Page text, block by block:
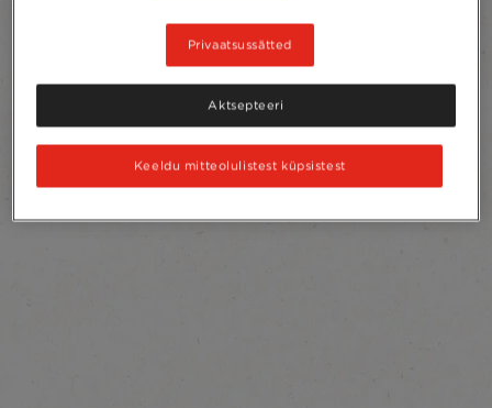
Privaatsussätted
Keeldu mitteolulistest küpsistest
Aktsepteeri